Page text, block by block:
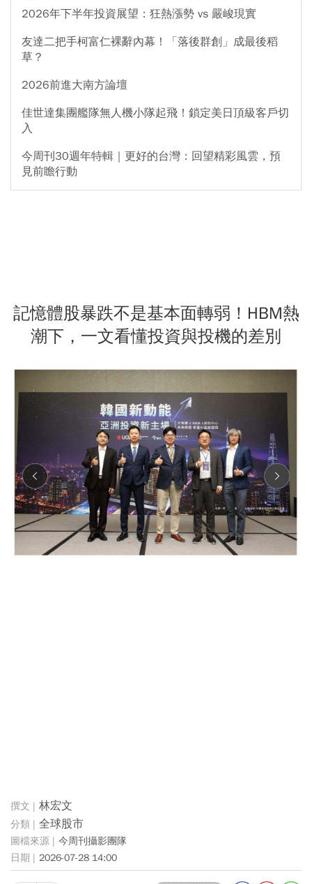
2026年下半年投資展望：狂熱漲勢 vs 嚴峻現實
友達二把手柯富仁裸辭內幕！「落後群創」成最後稻
草？
2026前進大南方論壇
佳世達集團艦隊無人機小隊起飛！鎖定美日頂級客戶切
入
今周刊30週年特輯｜更好的台灣：回望精彩風雲，預
見前瞻行動
記憶體股暴跌不是基本面轉弱！HBM熱
潮下，一文看懂投資與投機的差別
林宏文
全球股市
今周刊攝影團隊
2026-07-28 14:00